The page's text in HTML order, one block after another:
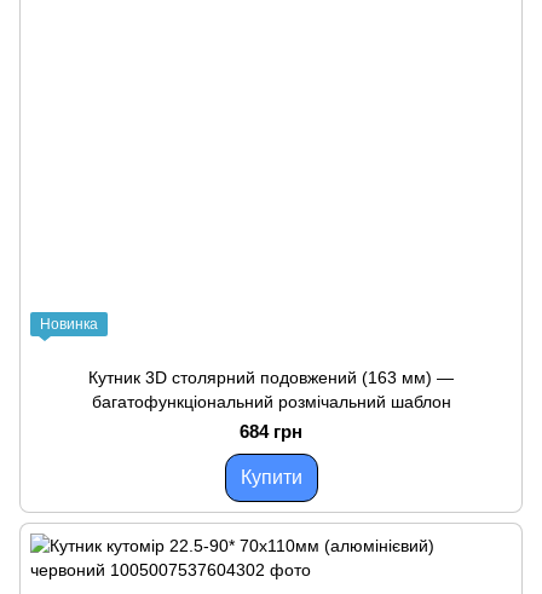
Новинка
Кутник 3D столярний подовжений (163 мм) —
багатофункціональний розмічальний шаблон
684 грн
Купити